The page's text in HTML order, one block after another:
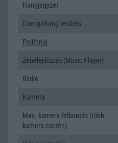
Hangjegyzet
Csengőhang letöltés
Polifonia
Zenelejátszás (Music Player)
Rádió
Kamera
Max. kamera felbontás (több
kamera esetén)